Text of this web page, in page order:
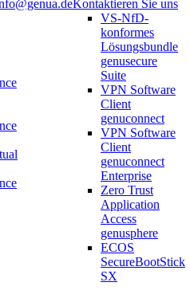
Kontaktieren Sie uns
VS-NfD-
konformes
Lösungsbundle
genusecure
Suite
VPN Software
Client
genuconnect
VPN Software
Client
genuconnect
Enterprise
Zero Trust
Application
Access
genusphere
ECOS
SecureBootStick
SX